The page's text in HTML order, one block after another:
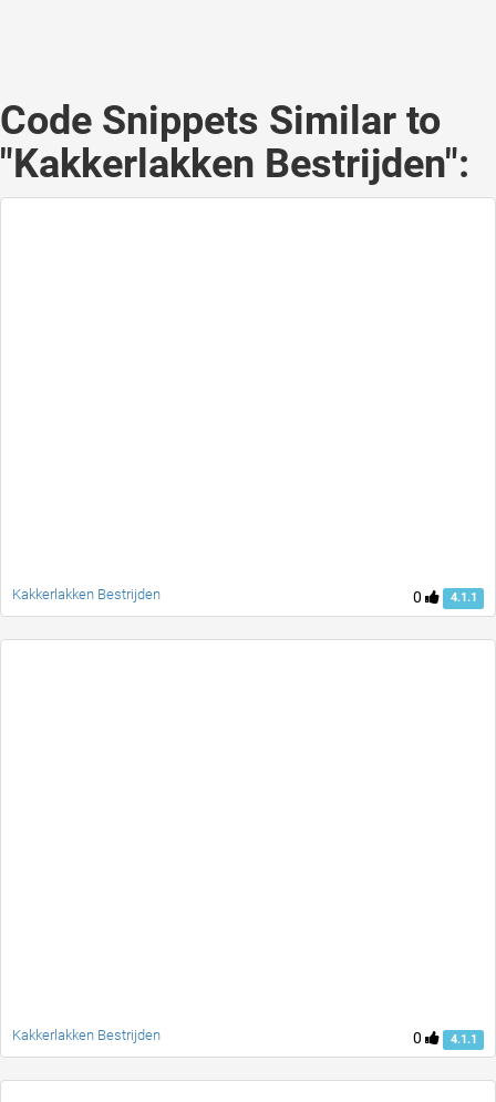
Code Snippets Similar to
"Kakkerlakken Bestrijden":
0 4.1.1
Kakkerlakken Bestrijden
0 4.1.1
Kakkerlakken Bestrijden